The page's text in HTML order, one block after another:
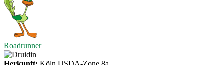
Roadrunner
Herkunft: Köln USDA-Zone 8a